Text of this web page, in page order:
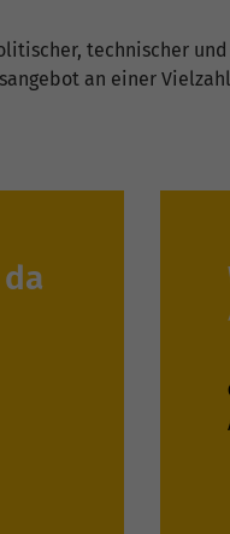
technischer
an einer